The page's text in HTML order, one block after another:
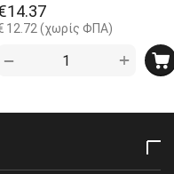
14.37
12.72 (χωρίς ΦΠΑ)
+
−